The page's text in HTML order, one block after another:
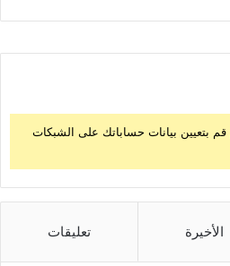
بتعيين بيانات حساباتك على الشبكات
الأخيرة تعليقات